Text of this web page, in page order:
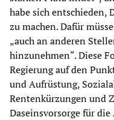
habe sich entschieden,
zu machen. Dafür
„auch an anderen
hinzunehmen“. Diese
Regierung auf den
und Aufrüstung,
Rentenkürzungen und
Daseinsvorsorge für